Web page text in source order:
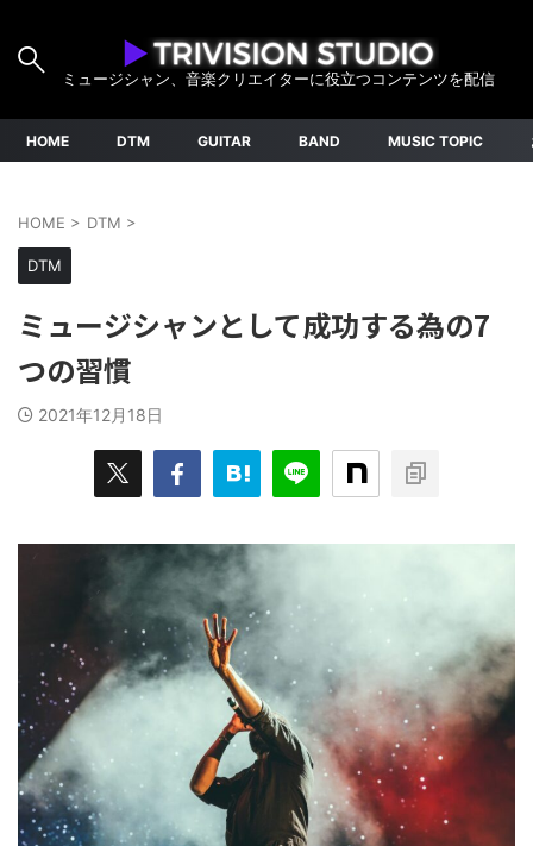
ミュージシャン、音楽クリエイターに役立つコンテンツを配信
HOME DTM GUITAR BAND MUSIC TOPIC
HOME > DTM >
DTM
ミュージシャンとして成功する為の7
つの習慣
2021年12月18日